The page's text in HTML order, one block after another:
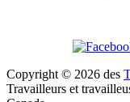
Copyright © 2026 des
Travailleurs et